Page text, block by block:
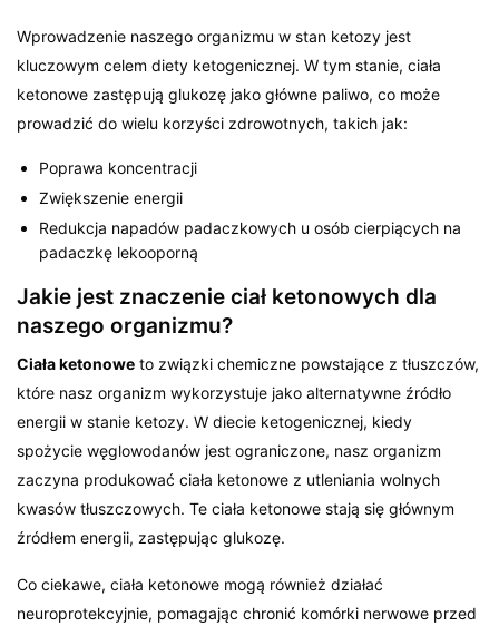
Wprowadzenie naszego organizmu w stan ketozy jest
kluczowym celem diety ketogenicznej. W tym stanie, ciała
ketonowe zastępują glukozę jako główne paliwo, co może
prowadzić do wielu korzyści zdrowotnych, takich jak:
Poprawa koncentracji
Zwiększenie energii
Redukcja napadów padaczkowych u osób cierpiących na
padaczkę lekooporną
Jakie jest znaczenie ciał ketonowych dla
naszego organizmu?
Ciała ketonowe to związki chemiczne powstające z tłuszczów,
które nasz organizm wykorzystuje jako alternatywne źródło
energii w stanie ketozy. W diecie ketogenicznej, kiedy
spożycie węglowodanów jest ograniczone, nasz organizm
zaczyna produkować ciała ketonowe z utleniania wolnych
kwasów tłuszczowych. Te ciała ketonowe stają się głównym
źródłem energii, zastępując glukozę.
Co ciekawe, ciała ketonowe mogą również działać
neuroprotekcyjnie, pomagając chronić komórki nerwowe przed